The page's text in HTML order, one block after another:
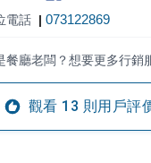
電話 | 073122869
餐廳老闆？想要更多行銷
觀看 13 則用戶評